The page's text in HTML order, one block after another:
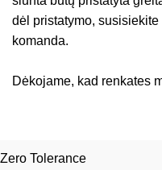
dėl pristatymo,
komanda.
Dėkojame, kad renkates
Zero Tolerance